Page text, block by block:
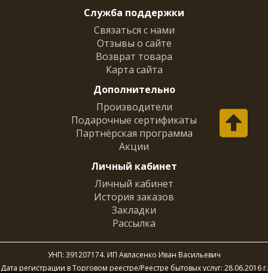
Служба поддержки
Связаться с нами
Отзывы о сайте
Возврат товара
Карта сайта
Дополнительно
Производители
Подарочные сертификаты
Партнёрская программа
Акции
Личный кабинет
Личный кабинет
История заказов
Закладки
Рассылка
УНП: 391207174. ИП Авласенко Иван Васильевич
Дата регистрации в Торговом реестре/Реестре бытовых услуг: 28.06.2016 г.